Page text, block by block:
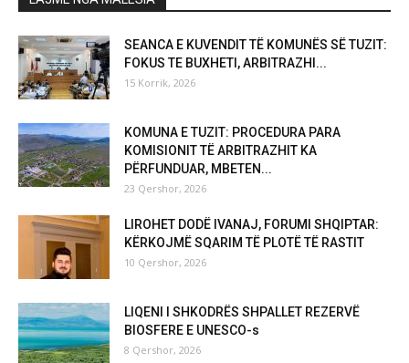
SEANCA E KUVENDIT TË KOMUNËS SË TUZIT:
FOKUS TE BUXHETI, ARBITRAZHI...
15 Korrik, 2026
KOMUNA E TUZIT: PROCEDURA PARA
KOMISIONIT TË ARBITRAZHIT KA
PËRFUNDUAR, MBETEN...
23 Qershor, 2026
LIROHET DODË IVANAJ, FORUMI SHQIPTAR:
KËRKOJMË SQARIM TË PLOTË TË RASTIT
10 Qershor, 2026
LIQENI I SHKODRËS SHPALLET REZERVË
BIOSFERE E UNESCO-s
8 Qershor, 2026